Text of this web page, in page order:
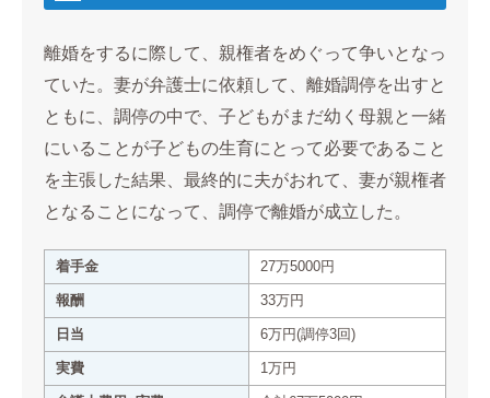
離婚をするに際して、親権者をめぐって争いとなっ
ていた。妻が弁護士に依頼して、離婚調停を出すと
ともに、調停の中で、子どもがまだ幼く母親と一緒
にいることが子どもの生育にとって必要であること
を主張した結果、最終的に夫がおれて、妻が親権者
となることになって、調停で離婚が成立した。
着手金 27万5000円
報酬 33万円
日当 6万円(調停3回)
実費 1万円